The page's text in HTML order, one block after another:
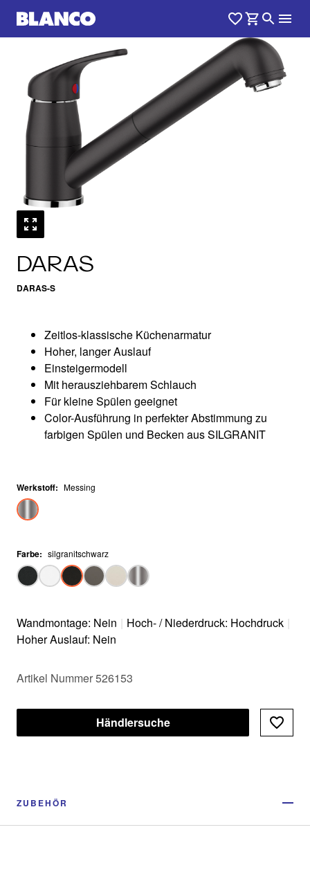
DARAS
DARAS-S
1
Zeitlos-klassische Küchenarmatur
Hoher, langer Auslauf
Einsteigermodell
Mit herausziehbarem Schlauch
Für kleine Spülen geeignet
Color-Ausführung in perfekter Abstimmung zu
farbigen Spülen und Becken aus SILGRANIT
Werkstoff: Messing
Farbe: silgranitschwarz
Wandmontage: Nein | Hoch- / Niederdruck: Hochdruck |
Hoher Auslauf: Nein
Artikel Nummer 526153
Händlersuche
ZUBEHÖR